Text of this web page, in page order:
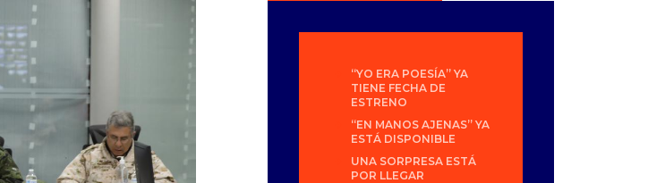
“YO ERA POESÍA” YA
TIENE FECHA DE
ESTRENO
“EN MANOS AJENAS” YA
ESTÁ DISPONIBLE
UNA SORPRESA ESTÁ
POR LLEGAR